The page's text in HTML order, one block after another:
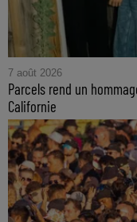
7 août 2026
Parcels rend un
Californie